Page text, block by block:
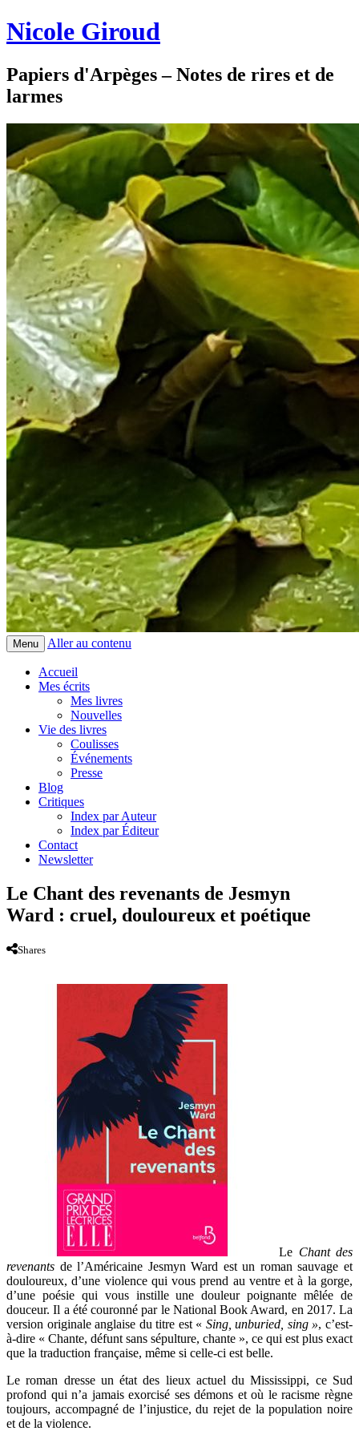
Nicole Giroud
Papiers d'Arpèges – Notes de rires et de
larmes
Menu Aller au contenu
Accueil
Mes écrits
Mes livres
Nouvelles
Vie des livres
Coulisses
Événements
Presse
Blog
Critiques
Index par Auteur
Index par Éditeur
Contact
Newsletter
Le Chant des revenants de Jesmyn
Ward : cruel, douloureux et poétique
Shares
Le Chant des
revenants de l’Américaine Jesmyn Ward est un roman sauvage et
douloureux, d’une violencequi vous prend au ventre et à la gorge,
d’une poésie qui vous instille une douleur poignante mêlée de
douceur.Il a été couronné par le National Book Award, en 2017. La
version origi­nale anglaise du titre est « Sing, unburied, sing », c’est-
à-dire « Chante, défunt sans sépulture, chante », ce qui est plus exact
que la traduction française, même si celle-ci est belle.
Le roman dresse un état des lieux actuel du Mississippi, ce Sud
profond qui n’a jamais exorcisé ses démons et où le racisme règne
toujours, accompagné de l’injustice, du rejet de la population noire
et de la violence.